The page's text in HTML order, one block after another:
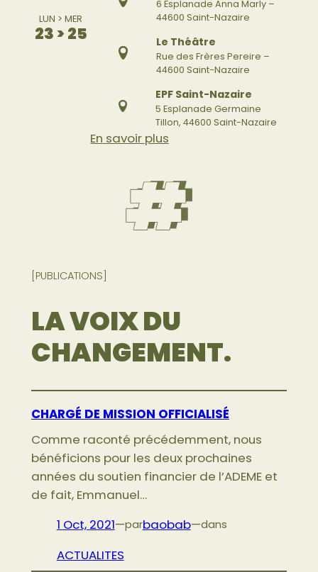
LUN > MER
23 > 25
6 Esplanade Anna Marly –
44600 Saint-Nazaire
Le Théâtre
Rue des Frères Pereire –
44600 Saint-Nazaire
EPF Saint-Nazaire
5 Esplanade Germaine
Tillon, 44600 Saint-Nazaire
En savoir plus
[PUBLICATIONS]
LA VOIX DU
CHANGEMENT.
CHARGÉ DE MISSION OFFICIALISÉ
Comme raconté précédemment, nous
bénéficions pour les deux prochaines
années du soutien financier de l’ADEME et
de fait, Emmanuel…
1 Oct, 2021—parbaobab—dans
ACTUALITES